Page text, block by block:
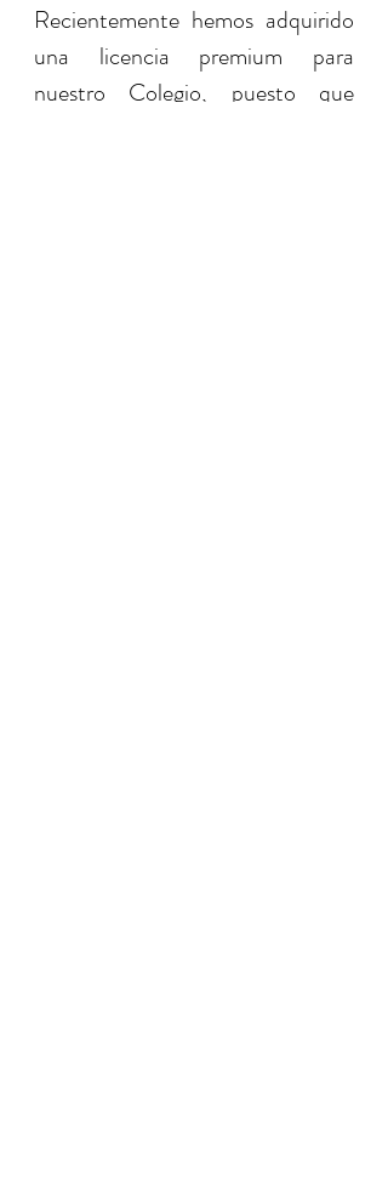
Recientemente hemos adquirido
una licencia premium para
nuestro Colegio, puesto que